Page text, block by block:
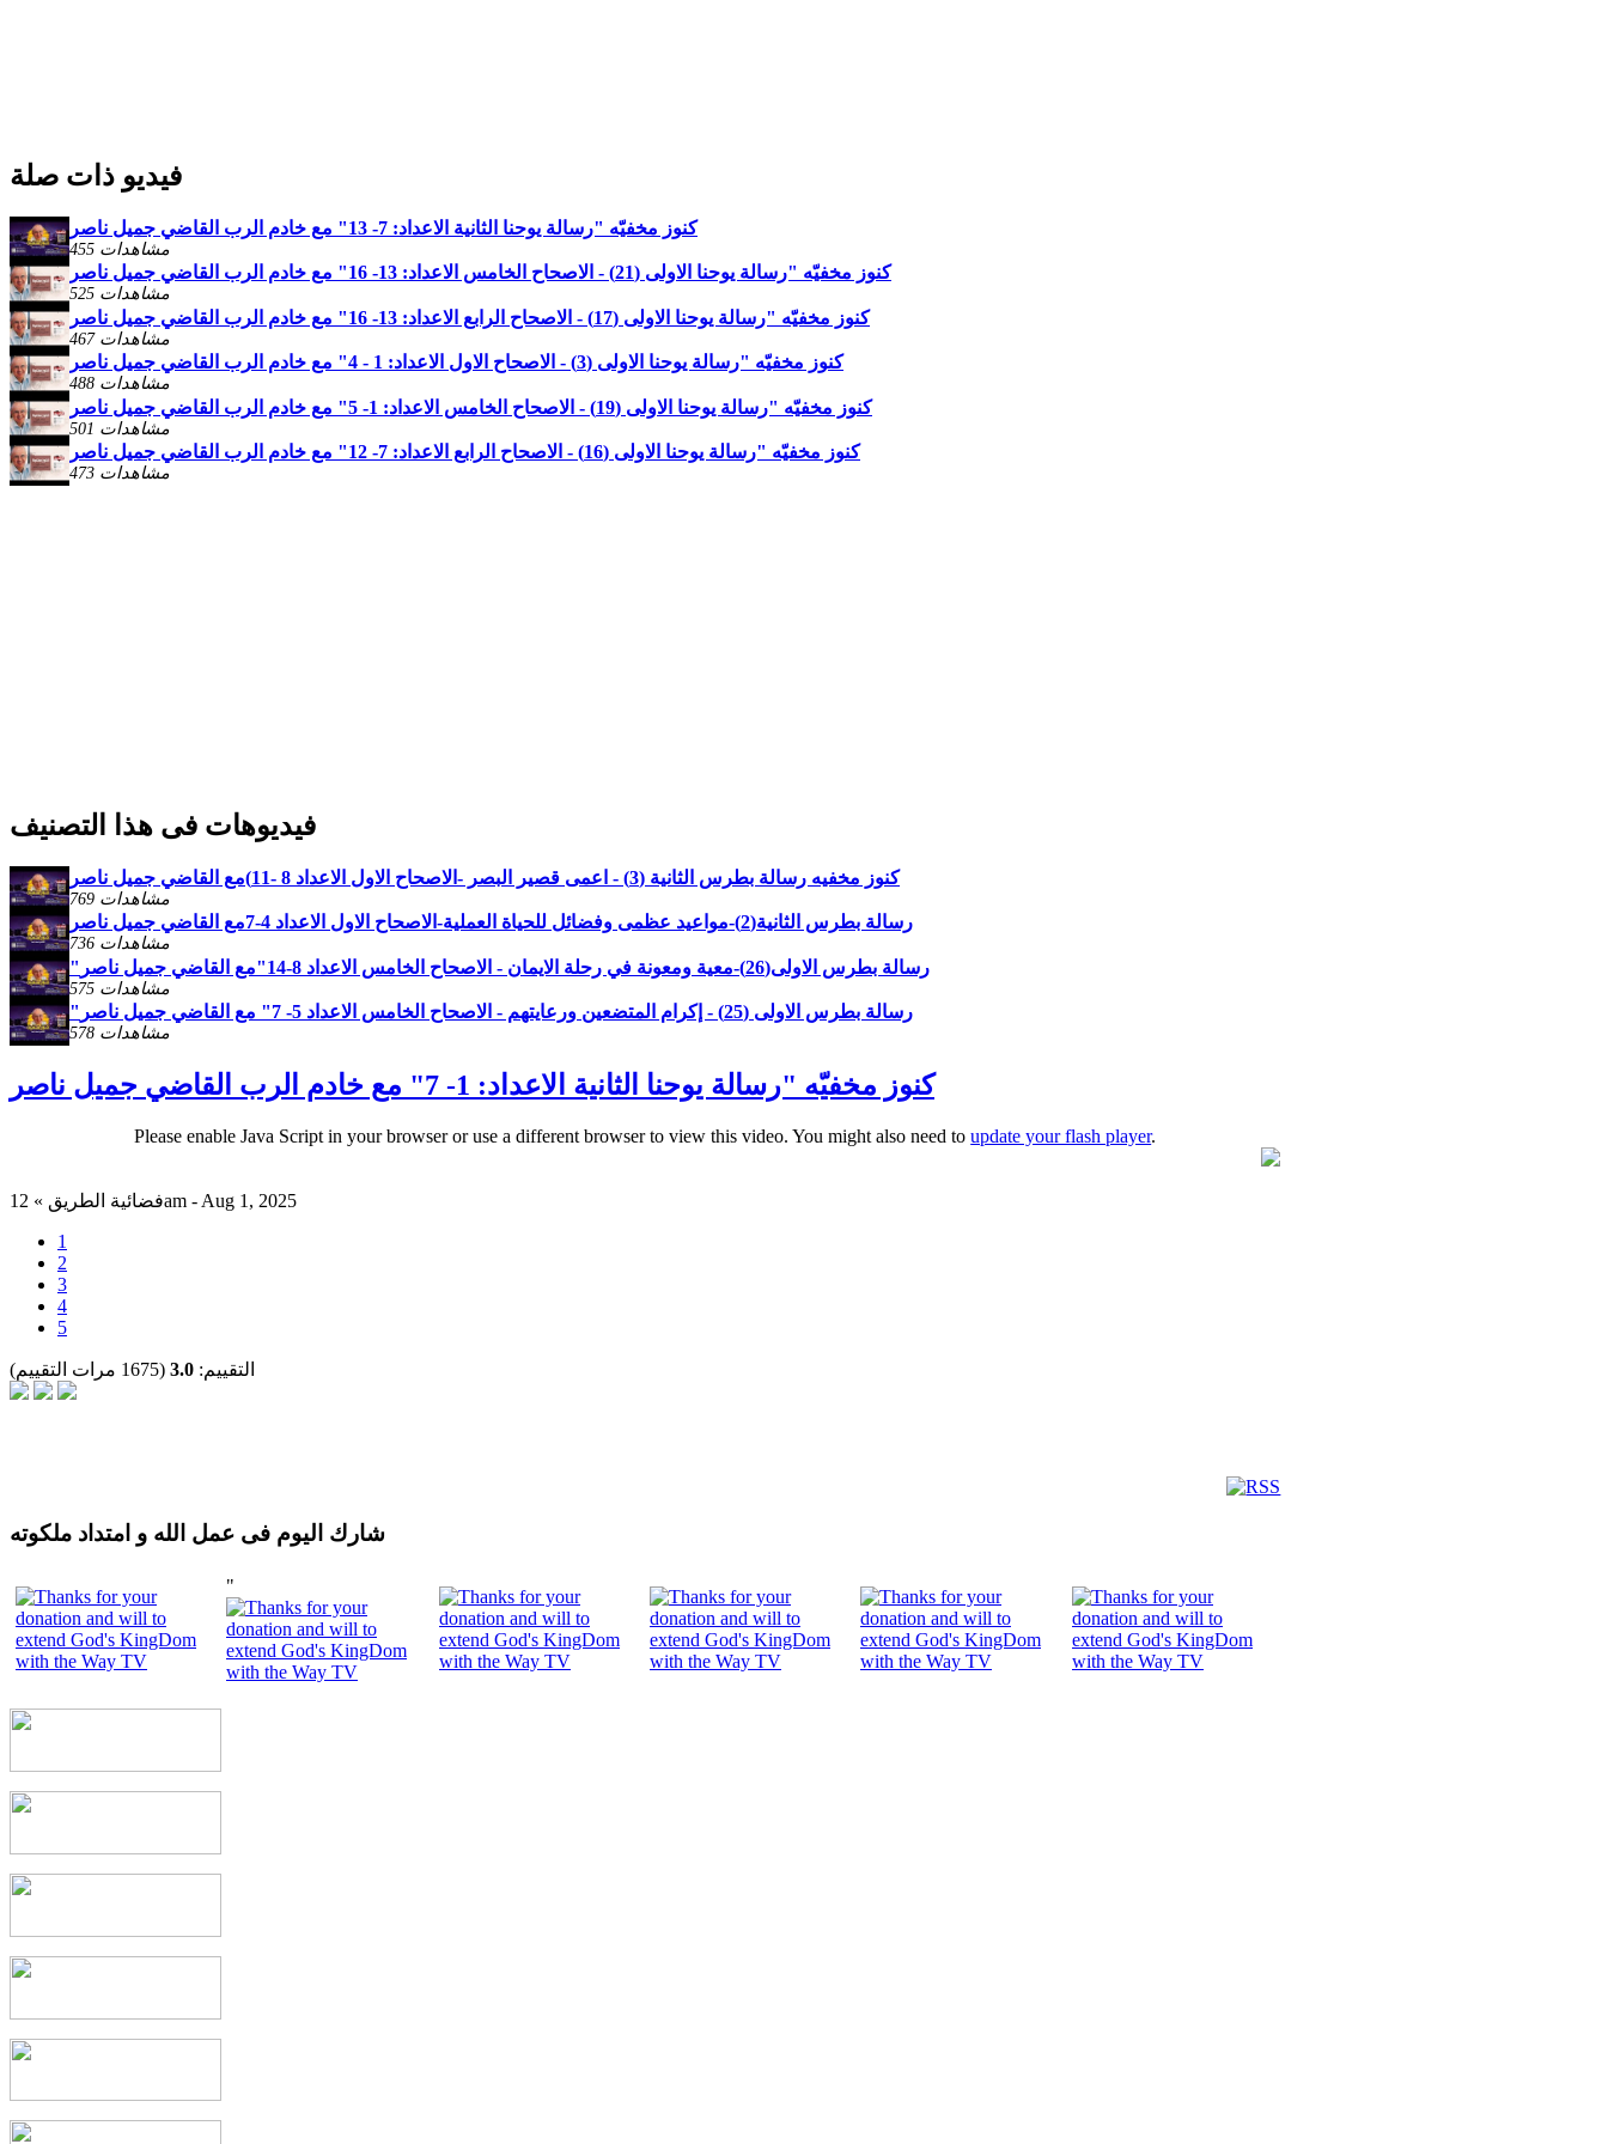
فيديو ذات صلة
كنوز مخفيّه "رسالة يوحنا الثانية الاعداد: 7- 13" مع خادم الرب القاضي جميل ناصر
455 مشاهدات
كنوز مخفيّه "رسالة يوحنا الاولى (21) - الاصحاح الخامس الاعداد: 13- 16" مع خادم الرب القاضي جميل ناصر
525 مشاهدات
كنوز مخفيّه "رسالة يوحنا الاولى (17) - الاصحاح الرابع الاعداد: 13- 16" مع خادم الرب القاضي جميل ناصر
467 مشاهدات
كنوز مخفيّه "رسالة يوحنا الاولى (3) - الاصحاح الاول الاعداد: 1 - 4" مع خادم الرب القاضي جميل ناصر
488 مشاهدات
كنوز مخفيّه "رسالة يوحنا الاولى (19) - الاصحاح الخامس الاعداد: 1- 5" مع خادم الرب القاضي جميل ناصر
501 مشاهدات
كنوز مخفيّه "رسالة يوحنا الاولى (16) - الاصحاح الرابع الاعداد: 7- 12" مع خادم الرب القاضي جميل ناصر
473 مشاهدات
فيديوهات فى هذا التصنيف
كنوز مخفيه رسالة بطرس الثانية (3) - اعمى قصير البصر -الاصحاح الاول الاعداد 8 -11)مع القاضي جميل ناصر
769 مشاهدات
رسالة بطرس الثانية(2)-مواعيد عظمى وفضائل للحياة العملية-الاصحاح الاول الاعداد 4-7مع القاضي جميل ناصر
736 مشاهدات
"رسالة بطرس الاولى(26)-معية ومعونة في رحلة الايمان - الاصحاح الخامس الاعداد 8-14"مع القاضي جميل ناصر
575 مشاهدات
"رسالة بطرس الاولى (25) - إكرام المتضعين ورعايتهم - الاصحاح الخامس الاعداد 5- 7" مع القاضي جميل ناصر
578 مشاهدات
كنوز مخفيّه "رسالة يوحنا الثانية الاعداد: 1- 7" مع خادم الرب القاضي جميل ناصر
Please enable Java Script in your browser or use a different browser to view this video. You might also need toupdate your flash player.
فضائية الطريق » 12am - Aug 1, 2025
1
2
3
4
5
التقييم: 3.0 (1675 مرات التقييم)
شارك اليوم فى عمل الله و امتداد ملكوته
"